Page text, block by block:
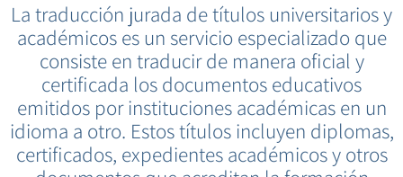
La traducción jurada de títulos universitarios y
académicos es un servicio especializado que
consiste en traducir de manera oficial y
certificada los documentos educativos
emitidos por instituciones académicas en un
idioma a otro. Estos títulos incluyen diplomas,
certificados, expedientes académicos y otros